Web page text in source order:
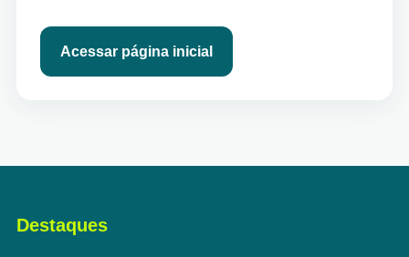
Acessar página inicial
Destaques